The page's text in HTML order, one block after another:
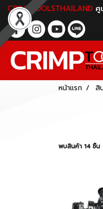
CRIMPTOOLSTHAILAND ศู
หน้าแรก สิ
พบสินค้า 14 ชิ้น